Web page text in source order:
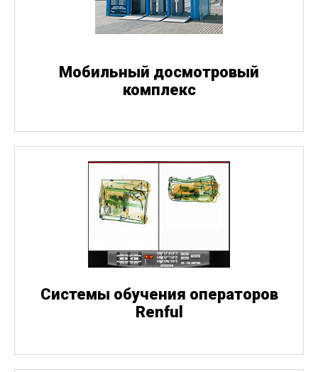
Мобильный досмотровый
комплекс
Системы обучения операторов
Renful